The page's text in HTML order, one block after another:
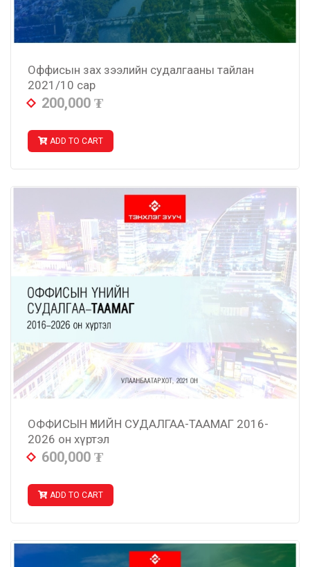
Оффисын зах зээлийн судалгааны тайлан
2021/10 сар
200,000 ₮
ADD TO CART
ОФФИСЫН ҮНИЙН СУДАЛГАА-ТААМАГ 2016-
2026 он хүртэл
600,000 ₮
ADD TO CART